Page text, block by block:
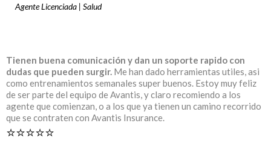
Agente Licenciada | Salud
Tienen buena comunicación y dan un soporte rapido con
dudas que pueden surgir. Me han dado herramientas utiles, asi
como entrenamientos semanales super buenos. Estoy muy feliz
de ser parte del equipo de Avantis, y claro recomiendo a los
agente que comienzan, o a los que ya tienen un camino recorrido
que se contraten con Avantis Insurance.
⭐️⭐️⭐️⭐️⭐️